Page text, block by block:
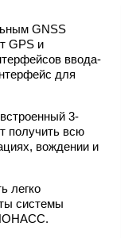
GNSS
GPS и
ввода-
для
3-
получить всю
вождении и
легко
системы